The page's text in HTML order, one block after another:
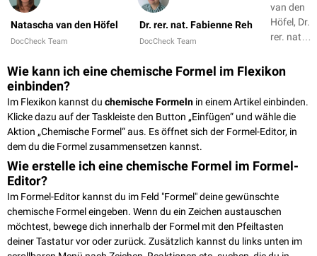
Natascha van den Höfel
DocCheck Team
Dr. rer. nat. Fabienne Reh
DocCheck Team
van den
Höfel, Dr.
rer. nat.
Reh
Wie kann ich eine chemische Formel im Flexikon
einbinden?
Im Flexikon kannst du chemische Formeln in einem Artikel einbinden.
Klicke dazu auf der Taskleiste den Button „Einfügen“ und wähle die
Aktion „Chemische Formel“ aus. Es öffnet sich der Formel-Editor, in
dem du die Formel zusammensetzen kannst.
Wie erstelle ich eine chemische Formel im Formel-
Editor?
Im Formel-Editor kannst du im Feld "Formel" deine gewünschte
chemische Formel eingeben. Wenn du ein Zeichen austauschen
möchtest, bewege dich innerhalb der Formel mit den Pfeiltasten
deiner Tastatur vor oder zurück. Zusätzlich kannst du links unten im